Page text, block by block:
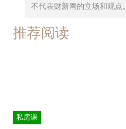
不代表财新网的立场和观点。
推荐阅读
私房课